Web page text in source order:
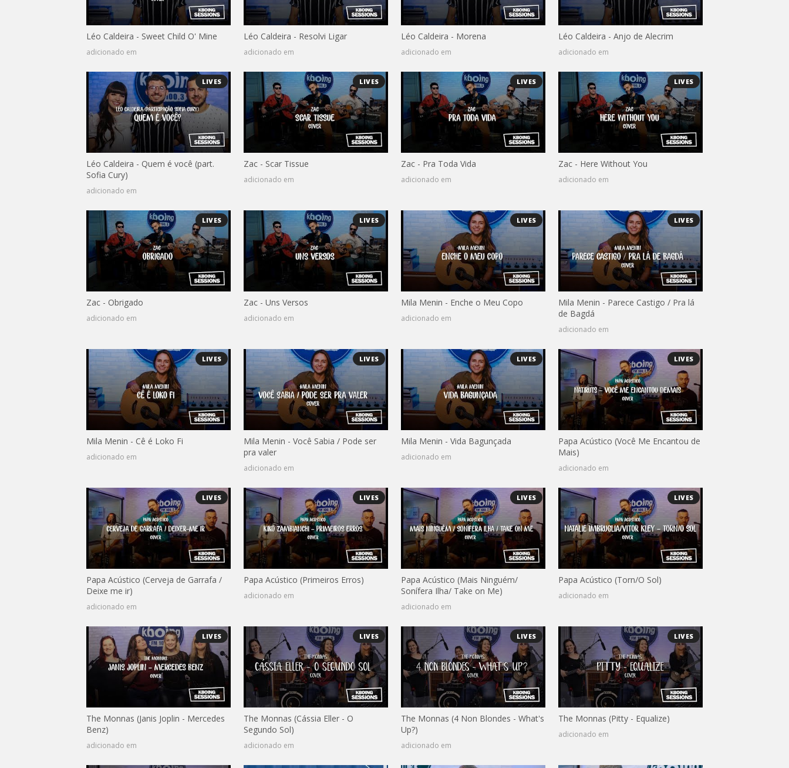
Léo Caldeira - Sweet Child O' Mine
adicionado em
Léo Caldeira - Resolvi Ligar
adicionado em
Léo Caldeira - Morena
adicionado em
Léo Caldeira - Anjo de Alecrim
adicionado em
LIVES
Léo Caldeira - Quem é você (part.
Sofia Cury)
adicionado em
LIVES
Zac - Scar Tissue
adicionado em
LIVES
Zac - Pra Toda Vida
adicionado em
LIVES
Zac - Here Without You
adicionado em
LIVES
Zac - Obrigado
adicionado em
LIVES
Zac - Uns Versos
adicionado em
LIVES
Mila Menin - Enche o Meu Copo
adicionado em
LIVES
Mila Menin - Parece Castigo / Pra lá
de Bagdá
adicionado em
LIVES
Mila Menin - Cê é Loko Fi
adicionado em
LIVES
Mila Menin - Você Sabia / Pode ser
pra valer
adicionado em
LIVES
Mila Menin - Vida Bagunçada
adicionado em
LIVES
Papa Acústico (Você Me Encantou de
Mais)
adicionado em
LIVES
Papa Acústico (Cerveja de Garrafa /
Deixe me ir)
adicionado em
LIVES
Papa Acústico (Primeiros Erros)
adicionado em
LIVES
Papa Acústico (Mais Ninguém/
Sonífera Ilha/ Take on Me)
adicionado em
LIVES
Papa Acústico (Torn/O Sol)
adicionado em
LIVES
The Monnas (Janis Joplin - Mercedes
Benz)
adicionado em
LIVES
The Monnas (Cássia Eller - O
Segundo Sol)
adicionado em
LIVES
The Monnas (4 Non Blondes - What's
Up?)
adicionado em
LIVES
The Monnas (Pitty - Equalize)
adicionado em